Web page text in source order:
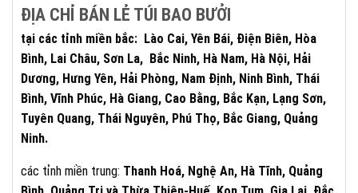
ĐỊA CHỈ BÁN LẺ TÚI BAO BƯỞI
tại các tỉnh miền bắc: Lào Cai, Yên Bái, Điện Biên, Hòa
Bình, Lai Châu, Sơn La, Bắc Ninh, Hà Nam, Hà Nội, Hải
Dương, Hưng Yên, Hải Phòng, Nam Định, Ninh Bình, Thái
Bình, Vĩnh Phúc, Hà Giang, Cao Bằng, Bắc Kạn, Lạng Sơn,
Tuyên Quang, Thái Nguyên, Phú Thọ, Bắc Giang, Quảng
Ninh.
các tỉnh miền trung: Thanh Hoá, Nghệ An, Hà Tĩnh, Quảng